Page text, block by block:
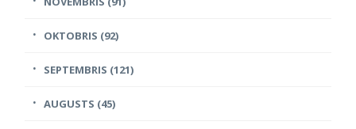
OKTOBRIS (92)
SEPTEMBRIS (121)
AUGUSTS (45)